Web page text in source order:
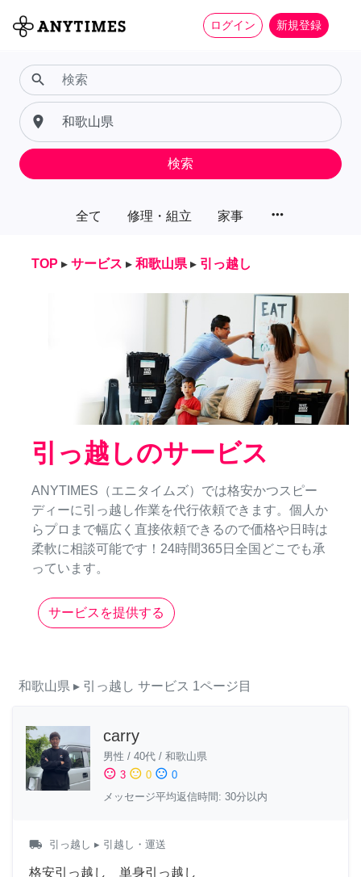
ログイン 新規登録
全て 修理・組立 家事 more_horiz
search
place
検索
TOP ▸ サービス ▸ 和歌山県 ▸ 引っ越し
引っ越しのサービス
ANYTIMES（エニタイムズ）では格安かつスピー
ディーに引っ越し作業を代行依頼できます。個人か
らプロまで幅広く直接依頼できるので価格や日時は
柔軟に相談可能です！24時間365日全国どこでも承
っています。
サービスを提供する
和歌山県 ▸ 引っ越し サービス 1ページ目
carry
男性 / 40代 / 和歌山県
sentiment_satisfied 3 sentiment_neutral 0 sentiment_dissatisfied 0
メッセージ平均返信時間: 30分以内
local_shipping 引っ越し ▸ 引越し・運送
格安引っ越し 単身引っ越し